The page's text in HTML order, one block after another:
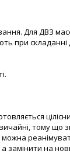
Для ДВЗ
при
тому що
замінити на